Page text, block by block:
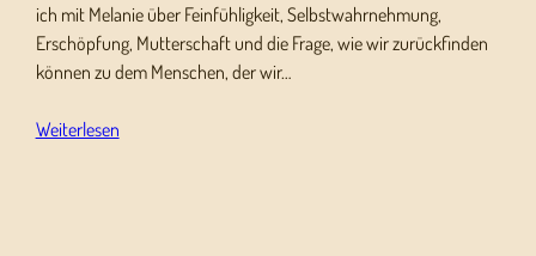
ich mit Melanie über Feinfühligkeit, Selbstwahrnehmung,
Erschöpfung, Mutterschaft und die Frage, wie wir zurückfinden
können zu dem Menschen, der wir…
Weiterlesen